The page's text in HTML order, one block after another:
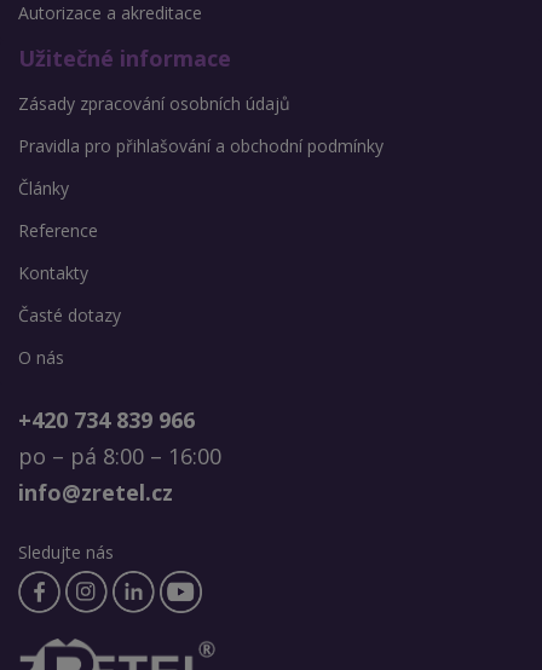
Autorizace a akreditace
Užitečné informace
Zásady zpracování osobních údajů
Pravidla pro přihlašování a obchodní podmínky
Články
Reference
Kontakty
Časté dotazy
O nás
+420 734 839 966
po – pá 8:00 – 16:00
info@zretel.cz
Sledujte nás